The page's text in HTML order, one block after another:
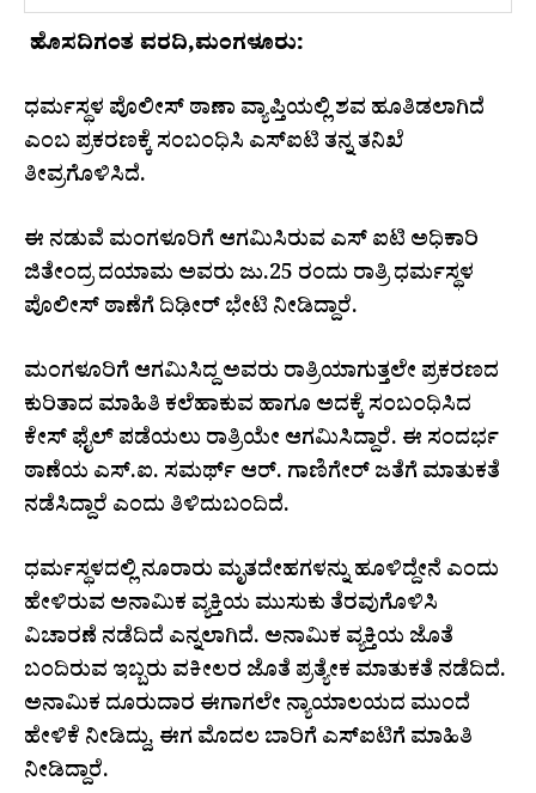
ಹೊಸದಿಗಂತ ವರದಿ,ಮಂಗಳೂರು:
ಧರ್ಮಸ್ಥಳ ಪೊಲೀಸ್ ಠಾಣಾ ವ್ಯಾಪ್ತಿಯಲ್ಲಿ ಶವ ಹೂತಿಡಲಾಗಿದೆ
ಎಂಬ ಪ್ರಕರಣಕ್ಕೆ ಸಂಬಂಧಿಸಿ ಎಸ್‌ಐಟಿ ತನ್ನ ತನಿಖೆ
ತೀವ್ರಗೊಳಿಸಿದೆ.
ಈ ನಡುವೆ ಮಂಗಳೂರಿಗೆ ಆಗಮಿಸಿರುವ ಎಸ್ ಐಟಿ ಅಧಿಕಾರಿ
ಜಿತೇಂದ್ರ ದಯಾಮ ಅವರು ಜು.25 ರಂದು ರಾತ್ರಿ ಧರ್ಮಸ್ಥಳ
ಪೊಲೀಸ್ ಠಾಣೆಗೆ ದಿಢೀರ್ ಭೇಟಿ ನೀಡಿದ್ದಾರೆ.
ಮಂಗಳೂರಿಗೆ ಆಗಮಿಸಿದ್ದ ಅವರು ರಾತ್ರಿಯಾಗುತ್ತಲೇ ಪ್ರಕರಣದ
ಕುರಿತಾದ ಮಾಹಿತಿ ಕಲೆಹಾಕುವ ಹಾಗೂ ಅದಕ್ಕೆ ಸಂಬಂಧಿಸಿದ
ಕೇಸ್ ಫೈಲ್ ಪಡೆಯಲು ರಾತ್ರಿಯೇ ಆಗಮಿಸಿದ್ದಾರೆ. ಈ ಸಂದರ್ಭ
ಠಾಣೆಯ ಎಸ್.ಐ. ಸಮರ್ಥ್ ಆರ್. ಗಾಣಿಗೇರ್ ಜತೆಗೆ ಮಾತುಕತೆ
ನಡೆಸಿದ್ದಾರೆ ಎಂದು ತಿಳಿದುಬಂದಿದೆ.
ಧರ್ಮಸ್ಥಳದಲ್ಲಿ ನೂರಾರು ಮೃತದೇಹಗಳನ್ನು ಹೂಳಿದ್ದೇನೆ ಎಂದು
ಹೇಳಿರುವ ಅನಾಮಿಕ ವ್ಯಕ್ತಿಯ ಮುಸುಕು ತೆರವುಗೊಳಿಸಿ
ವಿಚಾರಣೆ ನಡೆದಿದೆ ಎನ್ನಲಾಗಿದೆ. ಅನಾಮಿಕ ವ್ಯಕ್ತಿಯ ಜೊತೆ
ಬಂದಿರುವ ಇಬ್ಬರು ವಕೀಲರ ಜೊತೆ ಪ್ರತ್ಯೇಕ ಮಾತುಕತೆ ನಡೆದಿದೆ.
ಅನಾಮಿಕ ದೂರುದಾರ ಈಗಾಗಲೇ ನ್ಯಾಯಾಲಯದ ಮುಂದೆ
ಹೇಳಿಕೆ ನೀಡಿದ್ದು, ಈಗ ಮೊದಲ ಬಾರಿಗೆ ಎಸ್‌ಐಟಿಗೆ ಮಾಹಿತಿ
ನೀಡಿದ್ದಾರೆ.